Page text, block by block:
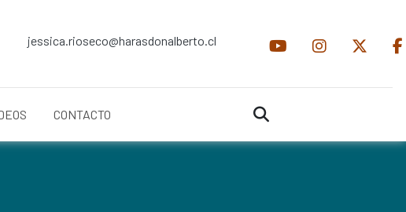
jessica.rioseco@harasdonalberto.cl
CONTACTO